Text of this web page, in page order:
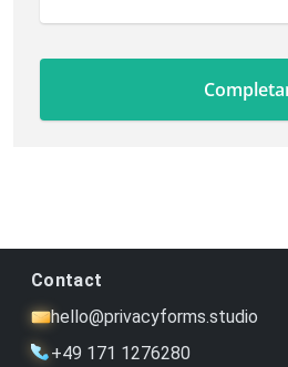
Contact
hello@privacyforms.studio
+49 171 1276280